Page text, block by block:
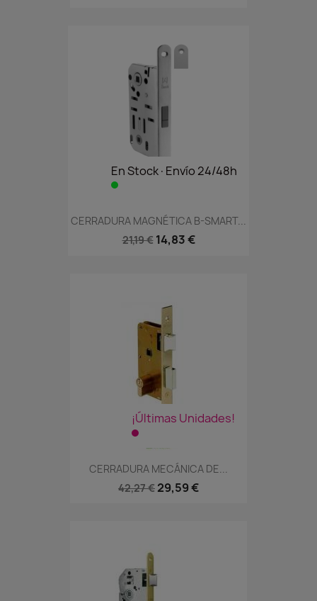
En Stock·Envío 24/48h
CERRADURA MAGNÉTICA B-SMART...
21,19 € 14,83 €
¡Últimas Unidades!
CERRADURA MECÁNICA DE...
42,27 € 29,59 €